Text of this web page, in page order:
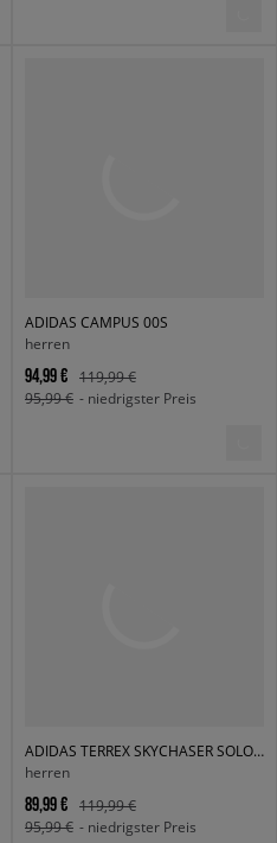
ADIDAS CAMPUS 00S
herren
94,99 €
119,99 €
95,99 € - niedrigster Preis
ADIDAS TERREX SKYCHASER SOLO 3
herren
89,99 €
119,99 €
95,99 € - niedrigster Preis